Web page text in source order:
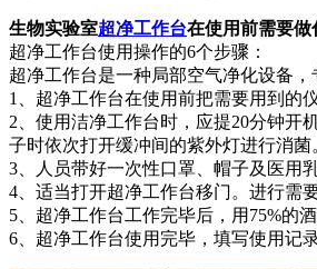
生物实验室超净工作台在使用前需要做
超净工作台使用操作的6个步骤：
超净工作台是一种局部空气净化设备
1、超净工作台在使用前把需要用到的
2、使用洁净工作台时，应提20分钟开
子时依次打开缓冲间的紫外灯进行消
3、人员带好一次性口罩、帽子及医用
4、适当打开超净工作台移门。进行需
5、超净工作台工作完毕后，用75%的
6、超净工作台使用完毕，填写使用记录